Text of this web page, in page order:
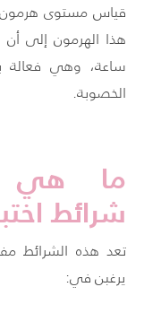
قياس مستوى هرمون
الخصوبة.
ما هي
شرائط
تعد هذه الشرائط
يرغبن في: